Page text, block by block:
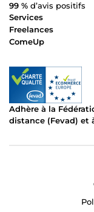
99 % d’avis positifs
Services
Freelances
ComeUp
Adhère à la
distance (Fevad) et